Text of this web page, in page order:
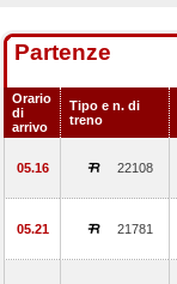
Partenze
Orario
di
arrivo
Tipo e n. di
treno
05.16 22108
05.21 21781